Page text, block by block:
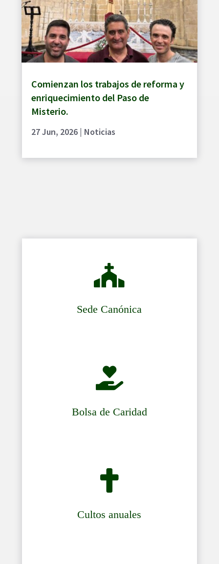
Comienzan los trabajos de reforma y
enriquecimiento del Paso de
Misterio.
27 Jun, 2026| Noticias

Sede Canónica

Bolsa de Caridad

Cultos anuales